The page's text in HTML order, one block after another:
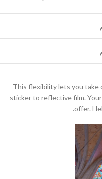
This flexibility lets you
sticker to reflective film.
offer.